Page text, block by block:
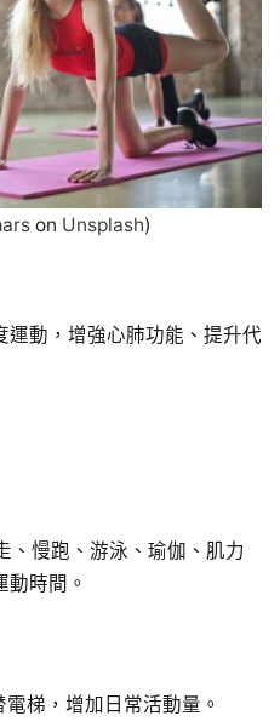
on Unsplash)
運動，增強心肺功能、提升代
、慢跑、游泳、瑜伽、肌力
時間。
梯，增加日常活動量。